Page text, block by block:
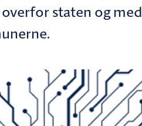
overfor staten og